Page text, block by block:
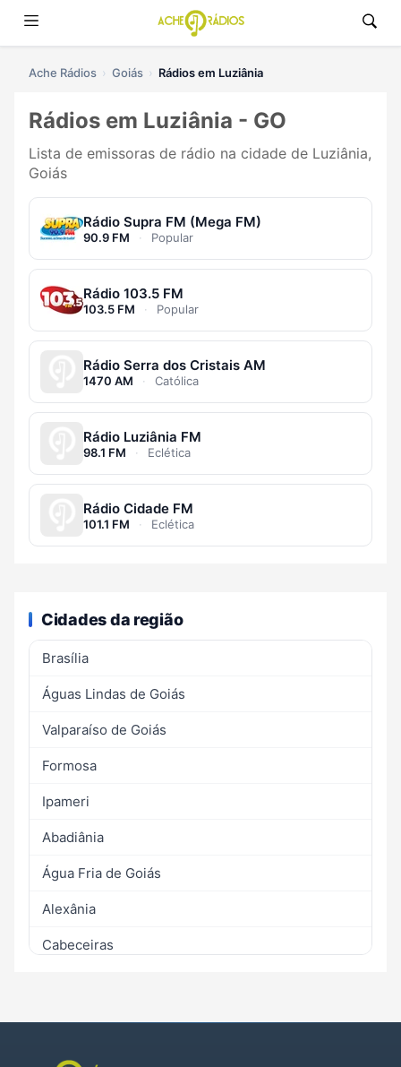
Ache Rádios Goiás Rádios em Luziânia
Rádios em Luziânia - GO
Lista de emissoras de rádio na cidade de Luziânia,
Goiás
Rádio Supra FM (Mega FM)
90.9 FM · Popular
Rádio 103.5 FM
103.5 FM · Popular
Rádio Serra dos Cristais AM
1470 AM · Católica
Rádio Luziânia FM
98.1 FM · Eclética
Rádio Cidade FM
101.1 FM · Eclética
Cidades da região
Brasília
Águas Lindas de Goiás
Valparaíso de Goiás
Formosa
Ipameri
Abadiânia
Água Fria de Goiás
Alexânia
Cabeceiras